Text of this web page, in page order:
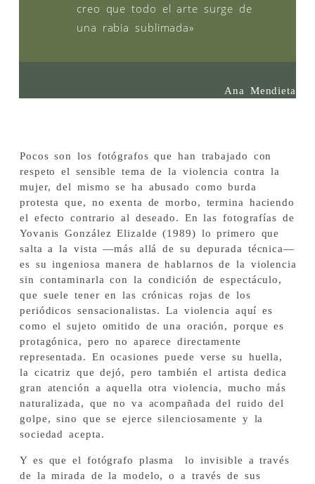
creo que todo el arte surge de
una rabia sublimada»
Ana Mendieta
Pocos son los fotógrafos que han trabajado con
respeto el sensible tema de la violencia contra la
mujer, del mismo se ha abusado como burda
protesta que, no exenta de morbo, termina haciendo
el efecto contrario al deseado. En las fotografías de
Yovanis González Elizalde (1989) lo primero que
salta a la vista —más allá de su depurada técnica—
es su ingeniosa manera de hablarnos de la violencia
sin contaminarla con la condición de espectáculo,
que suele tener en las crónicas rojas de los
periódicos sensacionalistas. La violencia aquí es
como el sujeto omitido de una oración, porque es
protagónica, pero no aparece directamente
representada. En ocasiones puede verse su huella,
la cicatriz que dejó, pero también el artista dedica
gran atención a aquella otra violencia, mucho más
naturalizada, que no va acompañada del ruido del
golpe, sino que se ejerce silenciosamente y la
sociedad acepta.
Y es que el fotógrafo plasma lo invisible a través
de la mirada de la modelo, o a través de sus